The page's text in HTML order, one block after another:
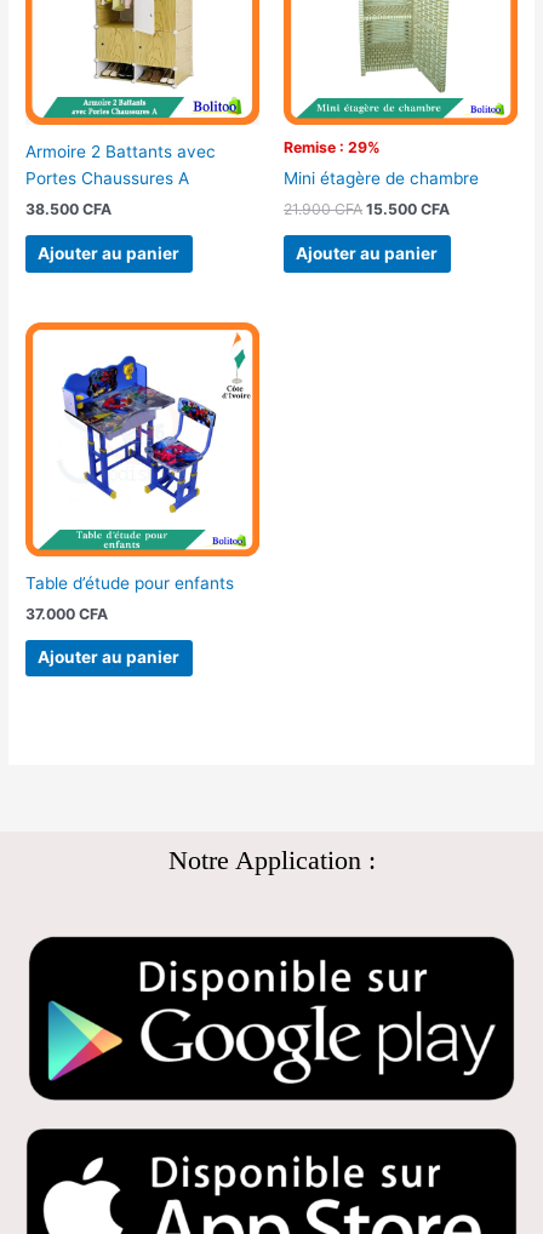
Armoire 2 Battants avec
Portes Chaussures A
38.500CFA
Ajouter au panier
Remise : 29%
Mini étagère de chambre
21.900CFA 15.500 CFA
Ajouter au panier
Table d’étude pour enfants
37.000CFA
Ajouter au panier
Notre Application :